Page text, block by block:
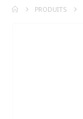
PRODUITS